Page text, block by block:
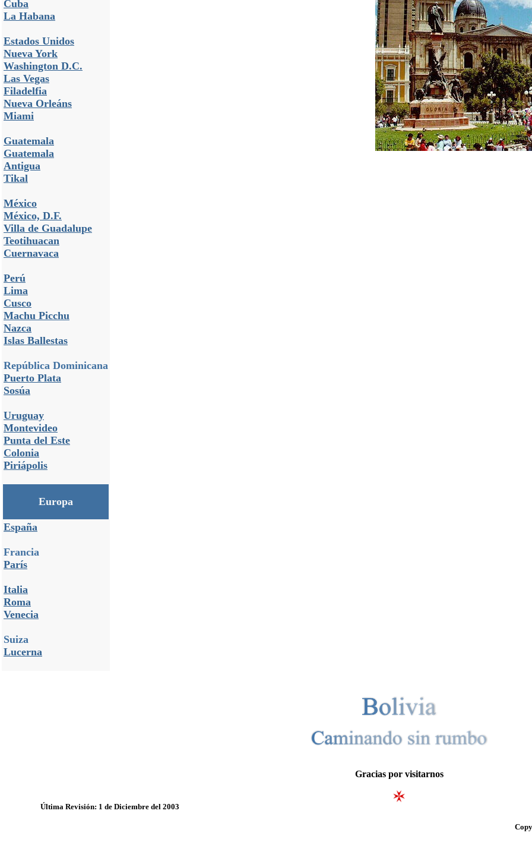
Cuba
La Habana
Estados Unidos
Nueva York
Washington D.C.
Las Vegas
Filadelfia
Nueva Orleáns
Miami
Guatemala
Guatemala
Antigua
Tikal
México
México, D.F.
Villa de Guadalupe
Teotihuacan
Cuernavaca
Perú
Lima
Cusco
Machu Picchu
Nazca
Islas Ballestas
República Dominicana
Puerto Plata
Sosúa
Uruguay
Montevideo
Punta del Este
Colonia
Piriápolis
Europa
España
Francia
París
Italia
Roma
Venecia
Suiza
Lucerna
Gracias por visitarnos
Última Revisión: 1 de Diciembre del 2003